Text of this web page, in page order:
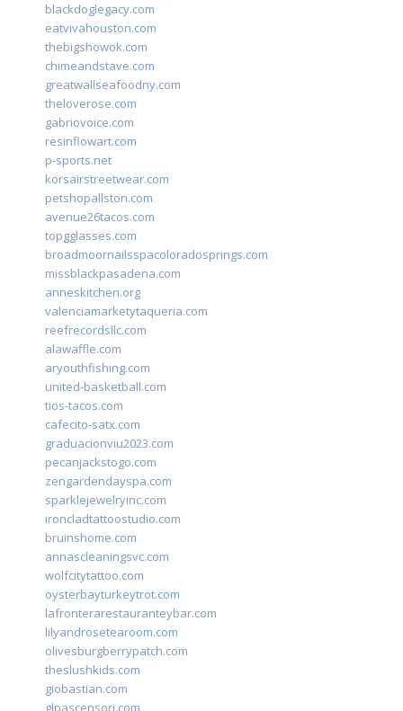
blackdoglegacy.com
eatvivahouston.com
thebigshowok.com
chimeandstave.com
greatwallseafoodny.com
theloverose.com
gabriovoice.com
resinflowart.com
p-sports.net
korsairstreetwear.com
petshopallston.com
avenue26tacos.com
topgglasses.com
broadmoornailsspacoloradosprings.com
missblackpasadena.com
anneskitchen.org
valenciamarketytaqueria.com
reefrecordsllc.com
alawaffle.com
aryouthfishing.com
united-basketball.com
tios-tacos.com
cafecito-satx.com
graduacionviu2023.com
pecanjackstogo.com
zengardendayspa.com
sparklejewelryinc.com
ironcladtattoostudio.com
bruinshome.com
annascleaningsvc.com
wolfcitytattoo.com
oysterbayturkeytrot.com
lafronterarestauranteybar.com
lilyandrosetearoom.com
olivesburgberrypatch.com
theslushkids.com
giobastian.com
glpascensori.com